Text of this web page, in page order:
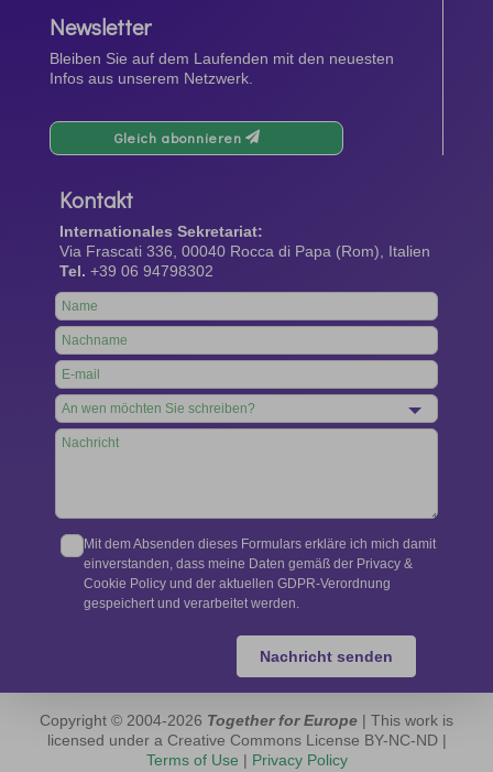
Newsletter
Bleiben Sie auf dem Laufenden mit den neuesten
Infos aus unserem Netzwerk.
Gleich abonnieren
Kontakt
Internationales Sekretariat:
Via Frascati 336, 00040 Rocca di Papa (Rom), Italien
Tel. +39 06 94798302
Leave
this
field
blank
Mit dem Absenden dieses Formulars erkläre ich mich damit
einverstanden, dass meine Daten gemäß der Privacy &
Cookie Policy und der aktuellen GDPR-Verordnung
gespeichert und verarbeitet werden.
Nachricht senden
Copyright © 2004-2026 Together for Europe | This work is
licensed under a Creative Commons License BY-NC-ND |
Terms of Use | Privacy Policy